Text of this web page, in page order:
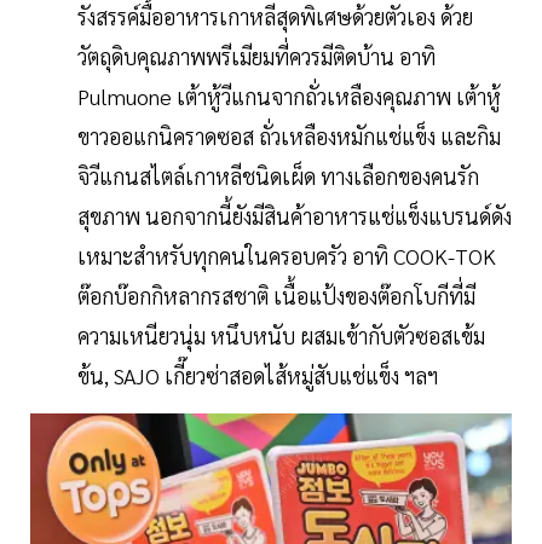
รังสรรค์มื้ออาหารเกาหลีสุดพิเศษด้วยตัวเอง ด้วย
วัตถุดิบคุณภาพพรีเมียมที่ควรมีติดบ้าน อาทิ
Pulmuone เต้าหู้วีแกนจากถั่วเหลืองคุณภาพ เต้าหู้
ขาวออแกนิคราดซอส ถั่วเหลืองหมักแช่แข็ง และกิม
จิวีแกนสไตล์เกาหลีชนิดเผ็ด ทางเลือกของคนรัก
สุขภาพ นอกจากนี้ยังมีสินค้าอาหารแช่แข็งแบรนด์ดัง
เหมาะสำหรับทุกคนในครอบครัว อาทิ COOK-TOK
ต๊อกบ๊อกกิหลากรสชาติ เนื้อแป้งของต๊อกโบกีที่มี
ความเหนียวนุ่ม หนึบหนับ ผสมเข้ากับตัวซอสเข้ม
ข้น, SAJO เกี๊ยวซ่าสอดไส้หมู่สับแช่แข็ง ฯลฯ